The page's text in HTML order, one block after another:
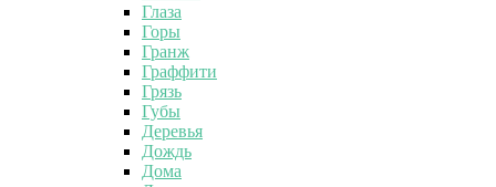
Глаза
Горы
Гранж
Граффити
Грязь
Губы
Деревья
Дождь
Дома